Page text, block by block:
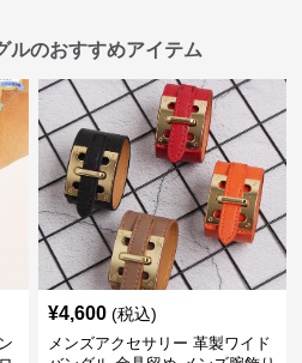
ルのおすすめアイテム
¥4,600 (税込)
メンズアクセサリー 革製ワイド